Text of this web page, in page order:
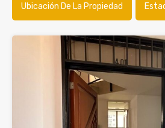
Ubicación De La Propiedad